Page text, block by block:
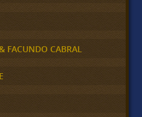
FACUNDO CABRAL